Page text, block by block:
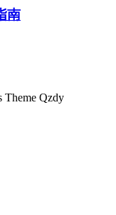
南
Theme Qzdy